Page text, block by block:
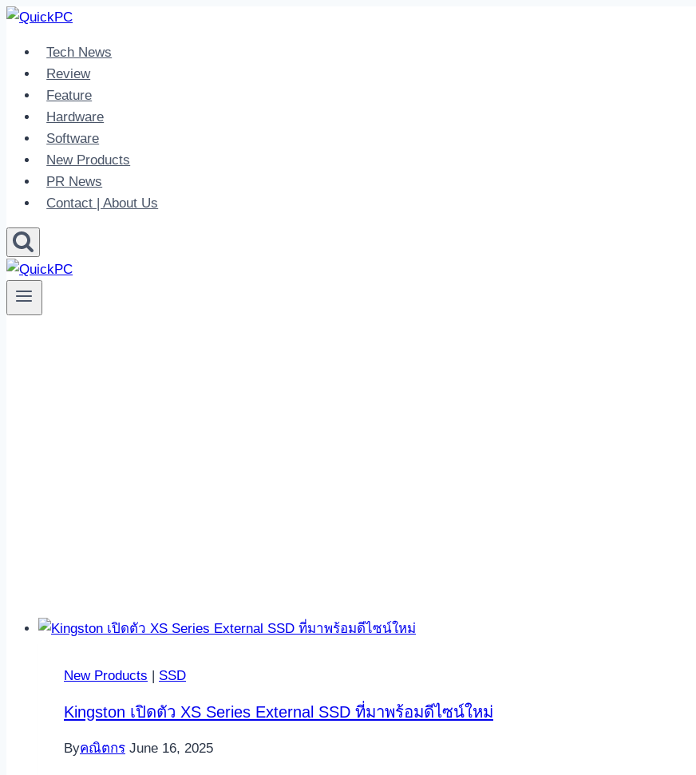
Skip
contentTech News
Review
Feature
Hardware
Software
New Products
PR News
Contact | About Us
New Products | SSD
Kingston เปิดตัว XS Series External SSD ที่มาพร้อมดีไซน์ใหม่
Byคณิตกร June 16, 2025